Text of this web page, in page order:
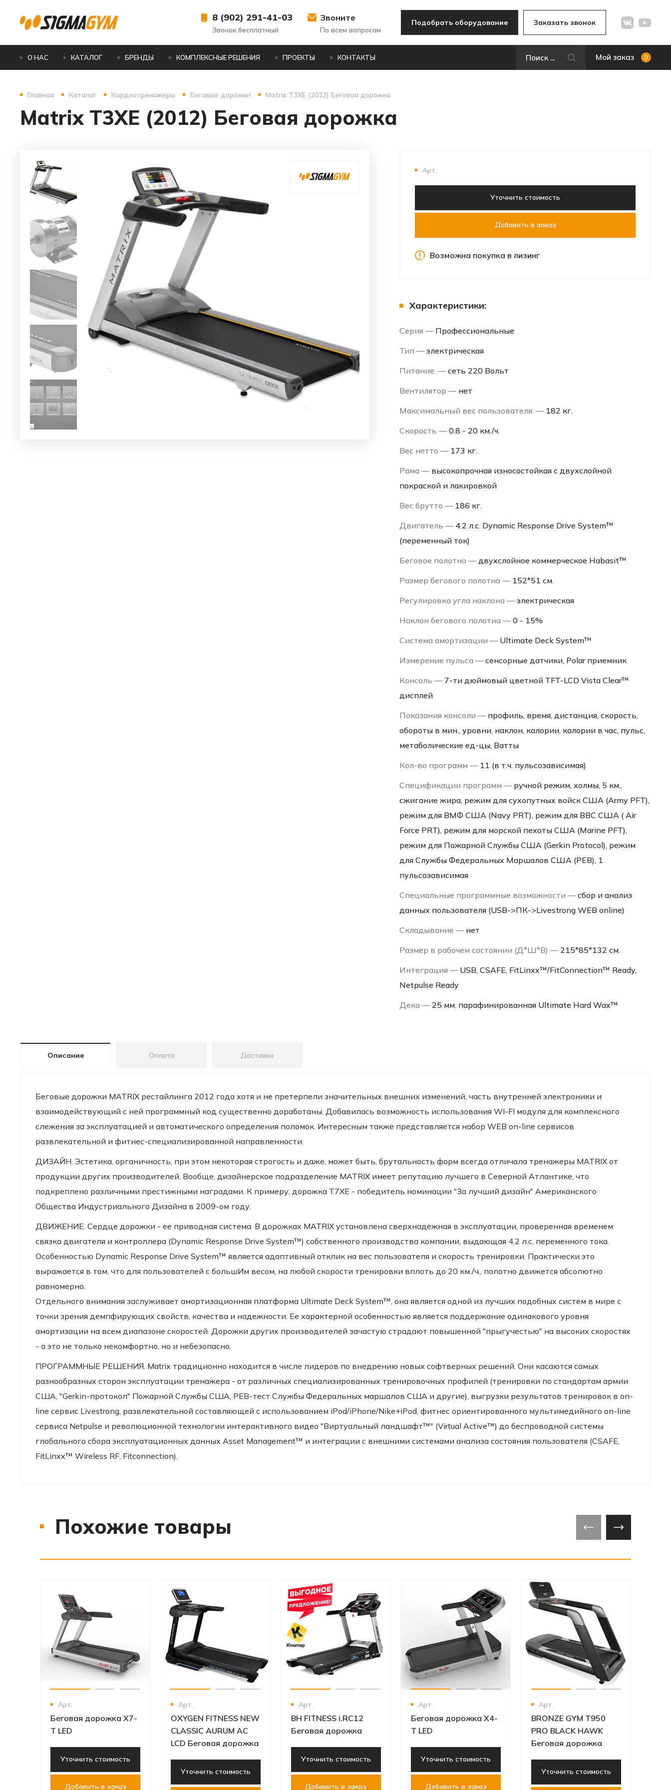
8 (902) 291-41-03
Звонок бесплатный
Звоните
По всем вопросам
Подобрать оборудование Заказать звонок
О НАС КАТАЛОГ БРЕНДЫ КОМПЛЕКСНЫЕ РЕШЕНИЯ ПРОЕКТЫ КОНТАКТЫ Мой заказ 0
Главная Каталог Кардиотренажеры Беговые дорожки Matrix T3XE (2012) Беговая дорожка
Matrix T3XE (2012) Беговая дорожка
Арт.
Уточнить стоимость
Добавить в заказ
Возможна покупка в лизинг
Характеристики:
Серия — Профессиональные
Тип — электрическая
Питание: — сеть 220 Вольт
Вентилятор — нет
Максимальный вес пользователя: — 182 кг.
Скорость — 0.8 - 20 км./ч.
Вес нетто — 173 кг.
Рама — высокопрочная износостойкая с двухслойной
покраской и лакировкой
Вес брутто — 186 кг.
Двигатель — 4.2 л.с. Dynamic Response Drive System™
(переменный ток)
Беговое полотно — двухслойное коммерческое Habasit™
Размер бегового полотна — 152*51 см.
Регулировка угла наклона — электрическая
Наклон бегового полотна — 0 - 15%
Система амортизации — Ultimate Deck System™
Измерение пульса — сенсорные датчики, Polar приемник
Консоль — 7-ти дюймовый цветной TFT-LCD Vista Clear™
дисплей
Показания консоли — профиль, время, дистанция, скорость,
обороты в мин., уровни, наклон, калории, калории в час, пульс,
метаболические ед-цы, Ватты
Кол-во программ — 11 (в т.ч. пульсозависимая)
Спецификации программ — ручной режим, холмы, 5 км.,
сжигание жира, режим для сухопутных войск США (Аrmy PFT),
режим для ВМФ США (Navy PRT), режим для ВВС США ( Air
Force PRT), режим для морской пехоты США (Marine PFT),
режим для Пожарной Службы США (Gerkin Protocol), режим
для Службы Федеральных Маршалов США (PEB), 1
пульсозависимая
Специальные программные возможности — сбор и анализ
данных пользователя (USB->ПК->Livestrong WEB online)
Складывание — нет
Размер в рабочем состоянии (Д*Ш*В) — 215*85*132 см.
Интеграция — USB, CSAFE, FitLinxx™/FitConnection™ Ready,
Netpulse Ready
Дека — 25 мм. парафинированная Ultimate Hard Wax™
Описание Оплата Доставка
Беговые дорожки MATRIX рестайлинга 2012 года хотя и не претерпели значительных внешних изменений, часть внутренней электроники и
взаимодействующий с ней программный код существенно доработаны. Добавилась возможность использования WI-FI модуля для комплексного
слежения за эксплуатацией и автоматического определения поломок. Интересным также представляется набор WEB on-line сервисов
развлекательной и фитнес-специализированной направленности.
ДИЗАЙН. Эстетика, органичность, при этом некоторая строгость и даже, может быть, брутальность форм всегда отличала тренажеры MATRIX от
продукции других производителей. Вообще, дизайнерское подразделение MATRIX имеет репутацию лучшего в Северной Атлантике, что
подкреплено различными престижными наградами. К примеру, дорожка T7XE - победитель номинации "За лучший дизайн" Американского
Общества Индустриального Дизайна в 2009-ом году.
ДВИЖЕНИЕ. Сердце дорожки - ее приводная система. В дорожкаx MATRIX установлена сверхнадежная в эксплуатации, проверенная временем
связка двигателя и контроллера (Dynamic Response Drive System™) собственного производства компании, выдающая 4.2 л.с. переменного тока.
Особенностью Dynamic Response Drive System™ является адаптивный отклик на вес пользователя и скорость тренировки. Практически это
выражается в том, что для пользователей с большИм весом, на любой скорости тренировки вплоть до 20 км./ч., полотно движется абсолютно
равномерно.
Отдельного внимания заслуживает амортизационная платформа Ultimate Deck System™, она является одной из лучших подобных систем в мире с
точки зрения демпфирующих свойств, качества и надежности. Ее характерной особенностью является поддержание одинакового уровня
амортизации на всем диапазоне скоростей. Дорожки других производителей зачастую страдают повышенной "прыгучестью" на высоких скоростях
- а это не только некомфортно, но и небезопасно.
ПРОГРАММНЫЕ РЕШЕНИЯ. Matrix традиционно находится в числе лидеров по внедрению новых софтверных решений. Они касаются самых
разнообразных сторон эксплуатации тренажера - от различных специализированных тренировочных профилей (тренировки по стандартам армии
США, "Gerkin-протокол" Пожарной Службы США, PEB-тест Службы Федеральных маршалов США и другие), выгрузки результатов тренировок в on-
line сервис Livestrong, развлекательной составляющей с использованием iPod/iPhone/Nike+iPod, фитнес ориентированного мультимедийного on-line
сервиса Netpulse и революционной технологии интерактивного видео "Виртуальный ландшафт™" (Virtual Active™) до беспроводной системы
глобального сбора эксплуатационных данных Asset Management™ и интеграции с внешними системами анализа состояния пользователя (CSAFE,
FitLinxx™ Wireless RF, Fitconnection).
Похожие товары
Арт.
Беговая дорожка X7-
T LED
Уточнить стоимость
Добавить в заказ
Арт.
OXYGEN FITNESS NEW
CLASSIC AURUM AC
LCD Беговая дорожка
Уточнить стоимость
Арт.
BH FITNESS i.RC12
Беговая дорожка
Уточнить стоимость
Добавить в заказ
Арт.
Беговая дорожка X4-
T LED
Уточнить стоимость
Добавить в заказ
Арт.
BRONZE GYM T950
PRO BLACK HAWK
Беговая дорожка
Уточнить стоимость